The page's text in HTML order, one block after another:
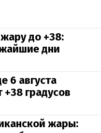
до +38:
дни
6 августа
+38 градусов
жары: